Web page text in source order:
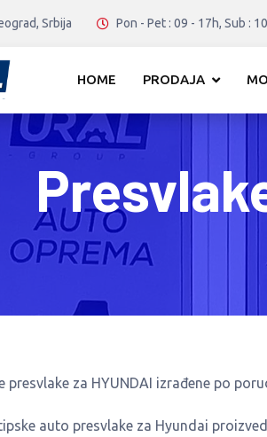
Srbija Pon - Pet : 09 - 17h, Sub :
HOME PRODAJA
presvlake za HYUNDAI izrađene po
auto presvlake za Hyundai